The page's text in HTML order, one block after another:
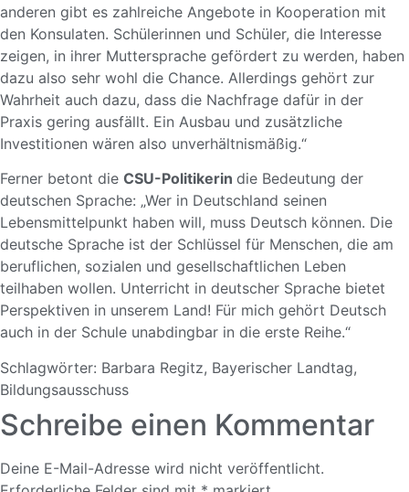
anderen gibt es zahlreiche Angebote in Kooperation mit
den Konsulaten. Schülerinnen und Schüler, die Interesse
zeigen, in ihrer Muttersprache gefördert zu werden, haben
dazu also sehr wohl die Chance. Allerdings gehört zur
Wahrheit auch dazu, dass die Nachfrage dafür in der
Praxis gering ausfällt. Ein Ausbau und zusätzliche
Investitionen wären also unverhältnismäßig.“
Ferner betont die CSU-Politikerin die Bedeutung der
deutschen Sprache: „Wer in Deutschland seinen
Lebensmittelpunkt haben will, muss Deutsch können. Die
deutsche Sprache ist der Schlüssel für Menschen, die am
beruflichen, sozialen und gesellschaftlichen Leben
teilhaben wollen. Unterricht in deutscher Sprache bietet
Perspektiven in unserem Land! Für mich gehört Deutsch
auch in der Schule unabdingbar in die erste Reihe.“
Schlagwörter: Barbara Regitz, Bayerischer Landtag,
Bildungsausschuss
Schreibe einen Kommentar
Deine E-Mail-Adresse wird nicht veröffentlicht.